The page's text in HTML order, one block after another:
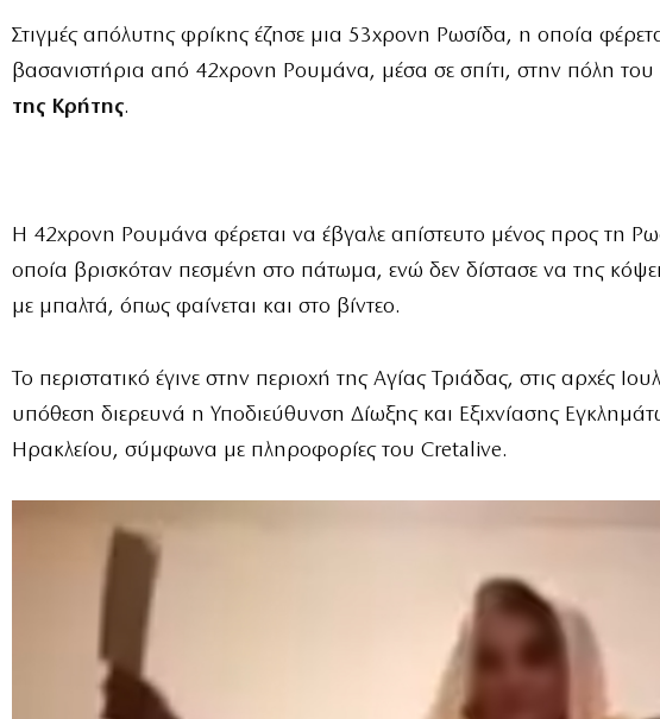
Στιγμές απόλυτης φρίκης έζησε μια 53χρονη Ρωσίδα, η οποία
βασανιστήρια από 42χρονη Ρουμάνα, μέσα σε σπίτι, στην πόλη του
της Κρήτης.
Η 42χρονη Ρουμάνα φέρεται να έβγαλε απίστευτο μένος προς τη
οποία βρισκόταν πεσμένη στο πάτωμα, ενώ δεν δίστασε να της
με μπαλτά, όπως φαίνεται και στο βίντεο.
Το περιστατικό έγινε στην περιοχή της Αγίας Τριάδας, στις αρχές
υπόθεση διερευνά η Υποδιεύθυνση Δίωξης και Εξιχνίασης
Ηρακλείου, σύμφωνα με πληροφορίες του Cretalive.